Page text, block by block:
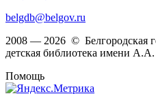
belgdb@belgov.ru
2008 — 2026 © Белгородская
детская библиотека имени
Помощь